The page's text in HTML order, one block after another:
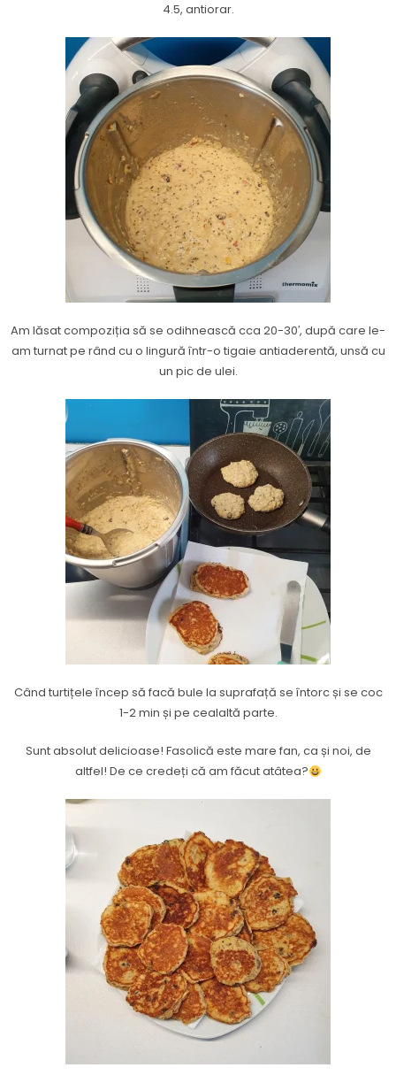
4.5, antiorar.
Am lăsat compoziția să se odihnească cca 20-30′, după care le-
am turnat pe rând cu o lingură într-o tigaie antiaderentă, unsă cu
un pic de ulei.
Când turtițele încep să facă bule la suprafață se întorc și se coc
1-2 min și pe cealaltă parte.
Sunt absolut delicioase! Fasolică este mare fan, ca și noi, de
altfel! De ce credeți că am făcut atâtea?